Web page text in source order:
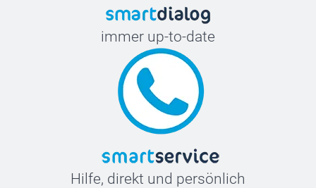
immer up-to-date
Hilfe, direkt und persönlich